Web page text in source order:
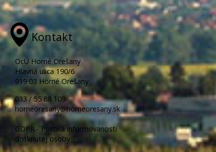
Kontakt
OcÚ Horné Orešany
Hlavná ulica 190/6
919 03 Horné Orešany
033 / 55 88 109
horneoresany@horneoresany.sk
GDPR - Politika informovanosti
dotknutej osoby